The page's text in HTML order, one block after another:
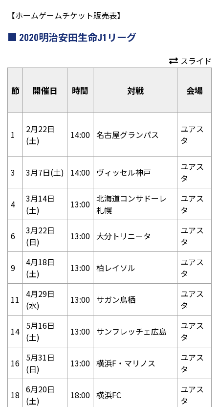
【ホームゲームチケット販売表】
2020明治安田生命J1リーグ
スライド
節 開催日 時間 対戦 会場
1
2月22日
(土)
14:00 名古屋グランパス
ユアス
タ
3 3月7日(土) 14:00 ヴィッセル神戸
ユアス
タ
4
3月14日
(土)
13:00 北海道コンサドーレ
札幌
ユアス
タ
6
3月22日
(日)
13:00 大分トリニータ
ユアス
タ
9
4月18日
(土)
13:00 柏レイソル
ユアス
タ
11
4月29日
(水)
13:00 サガン鳥栖
ユアス
タ
14 5月16日
(土)
13:00 サンフレッチェ広島
ユアス
タ
16 5月31日
(日)
13:00 横浜F・マリノス
ユアス
タ
18 6月20日
(土)
18:00 横浜FC
ユアス
タ